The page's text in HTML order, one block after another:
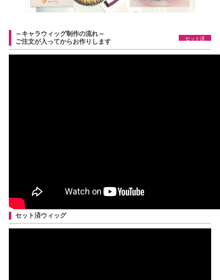
～キャラウィッグ制作の流れ～
ご注文が入ってからお作りします
セット済
セット済ウィッグ